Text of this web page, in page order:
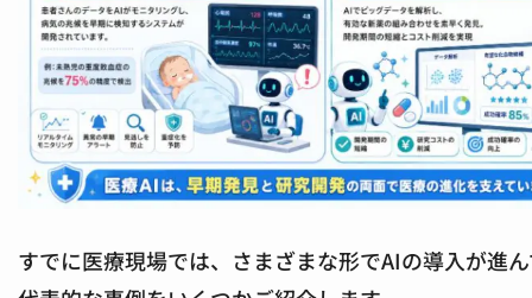
すでに医療現場では、さまざまな形でAIの導入が進